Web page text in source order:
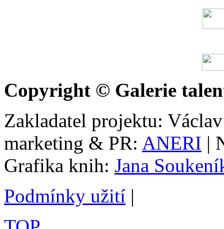
Copyright © Galerie
Zakladatel projektu:
marketing & PR: ANERI |
Grafika knih: Jana
Podmínky užití |